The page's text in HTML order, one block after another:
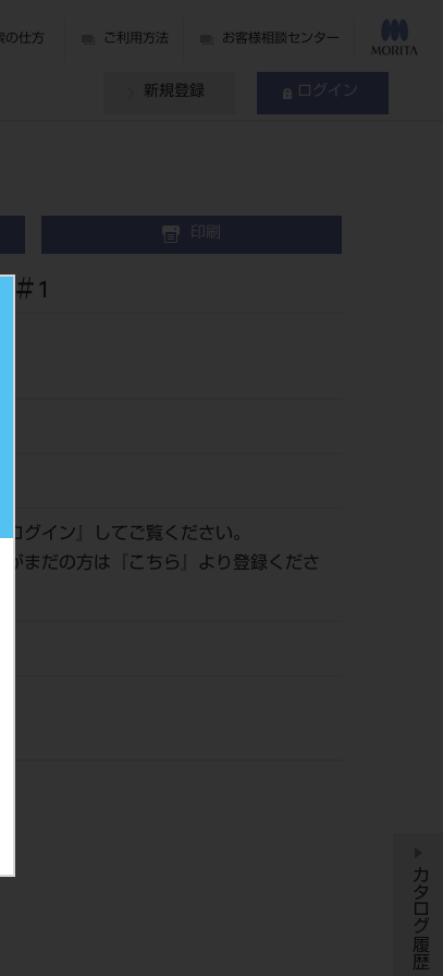
の仕方 ご利用方法 お客様相談センター
新規登録 ログイン
印刷
＃1
ログイン 』してご覧ください。
がまだの方は『
こちら
』より登録くださ
カタログ履歴